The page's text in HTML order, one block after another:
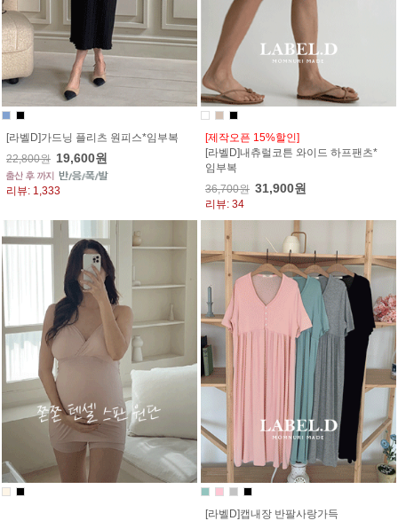
[라벨D]가드닝 플리츠 원피스*임부복
22,800원 19,600원
리뷰: 1,333
[제작오픈 15%할인]
[라벨D]내츄럴코튼 와이드 하프팬츠*
임부복
36,700원 31,900원
리뷰: 34
[라벨D]캡내장 반팔사랑가득